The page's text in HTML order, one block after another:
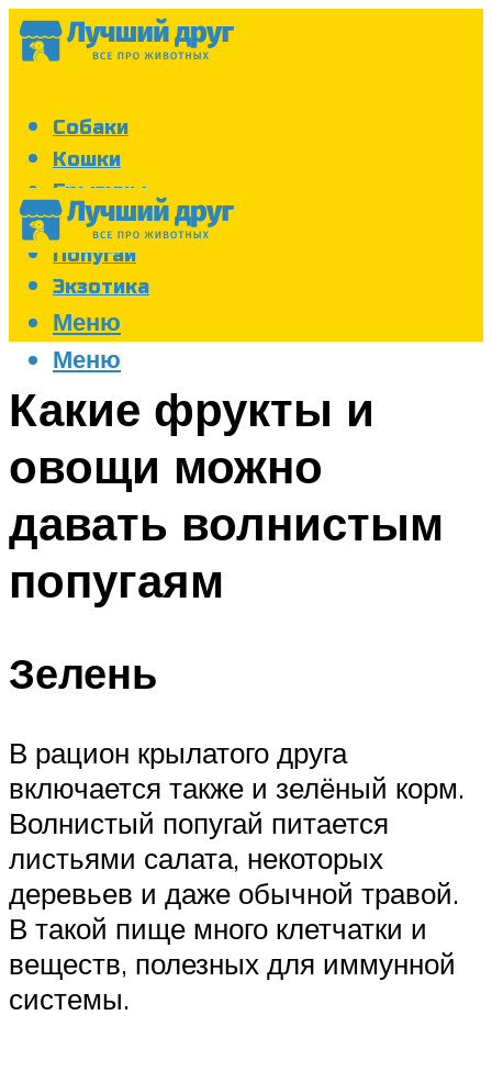
Собаки
Кошки
Грызуны
Аквариум
Попугаи
Экзотика
Меню
Меню
Какие фрукты и
овощи можно
давать волнистым
попугаям
Зелень
В рацион крылатого друга
включается также и зелёный корм.
Волнистый попугай питается
листьями салата, некоторых
деревьев и даже обычной травой.
В такой пище много клетчатки и
веществ, полезных для иммунной
системы.